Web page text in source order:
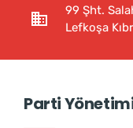
99 Şht.
Lefkoşa
Parti